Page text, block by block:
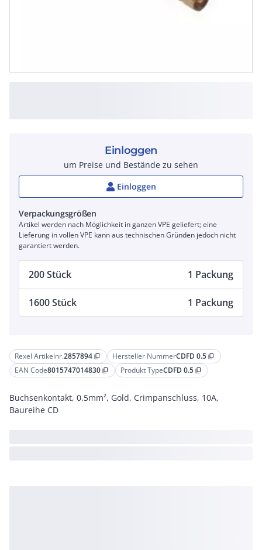
Rexel Artikelnr.2857894 content_copy Hersteller NummerCDFD 0.5 content_copy
EAN Code8015747014830 content_copy Produkt TypeCDFD 0.5 content_copy
Buchsenkontakt, 0,5mm², Gold, Crimpanschluss, 10A,
Baureihe CD
Einloggen
um Preise und Bestände zu sehen
Einloggen
Verpackungsgrößen
Artikel werden nach Möglichkeit in ganzen VPE geliefert; eine
Lieferung in vollen VPE kann aus technischen Gründen jedoch nicht
garantiert werden.
200 Stück 1 Packung
1600 Stück 1 Packung